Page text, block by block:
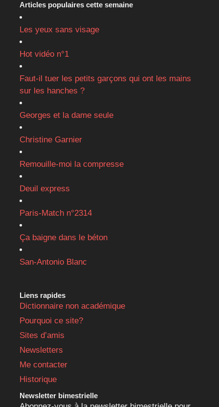
Articles populaires cette semaine
Les yeux sans visage
Hot vidéo n°1
Faut-il tuer les petits garçons qui ont les mains
sur les hanches ?
Georges et la dame seule
Christine Garnier
Remouille-moi la compresse
Deuil express
Paris-Match n°2314
Ça baigne dans le béton
San-Antonio Blanc
Liens rapides
Dictionnaire non académique
Pourquoi ce site?
Sites d’amis
Newsletters
Me contacter
Historique
Newsletter bimestrielle